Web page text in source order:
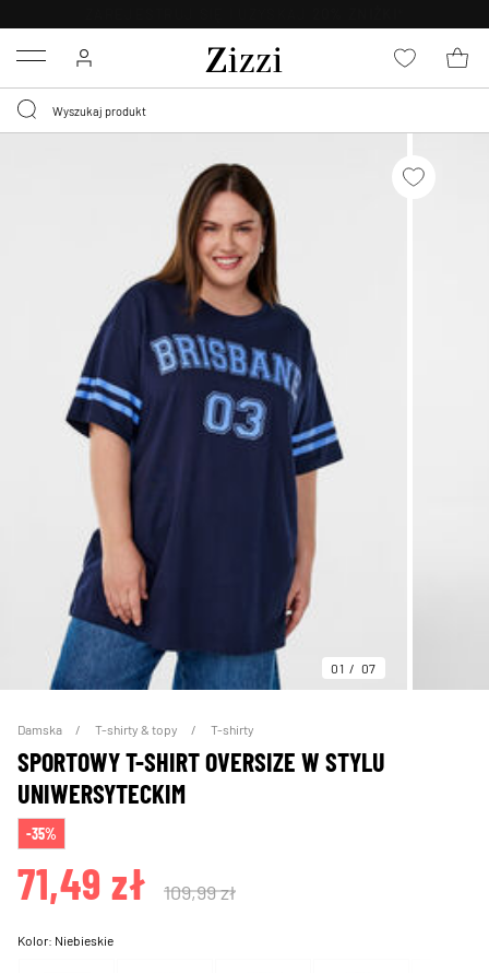
Menu
01 07
Damska T-shirty & topy T-shirty
SPORTOWY T-SHIRT OVERSIZE W STYLU
UNIWERSYTECKIM
-35%
71,49 zł 109,99 zł
Kolor: Niebieskie